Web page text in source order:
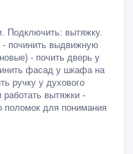
Подключить: вытяжку.
- починить выдвижную
- почить дверь у
фасад у шкафа на
ручку у духового
вытяжки -
поломок для понимания